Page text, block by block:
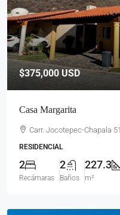
$375,000USD
Casa Margarita
Carr. Jocotepec-Chapala
RESIDENCIAL
2
Recámaras
2
Baños
227.3
m²